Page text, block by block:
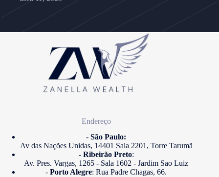
Endereço
- São Paulo:
Av das Nações Unidas, 14401 Sala 2201, Torre Tarumã
-Ribeirão Preto:
Av. Pres. Vargas, 1265 - Sala 1602 - Jardim Sao Luiz
-Porto Alegre: Rua Padre Chagas, 66.